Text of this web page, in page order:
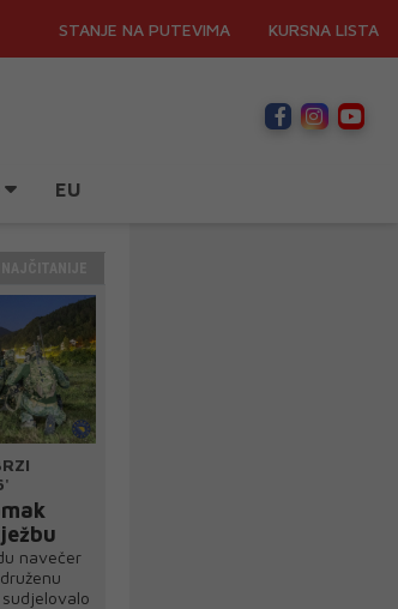
STANJE NA PUTEVIMA KURSNA LISTA
EU
navečer